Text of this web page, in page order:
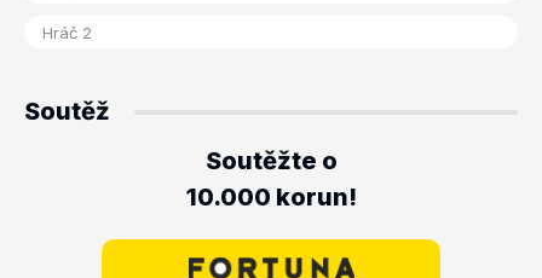
Soutěž
Soutěžte o
10.000 korun!